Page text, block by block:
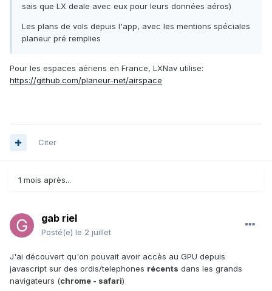
sais que LX deale avec eux pour leurs données aéros)
Les plans de vols depuis l'app, avec les mentions spéciales
planeur pré remplies
Pour les espaces aériens en France, LXNav utilise:
https://github.com/planeur-net/airspace
Citer
1 mois après...
gab riel
Posté(e) le 2 juillet
J'ai découvert qu'on pouvait avoir accès au GPU depuis
javascript sur des ordis/telephones récents dans les grands
navigateurs (chrome - safari)